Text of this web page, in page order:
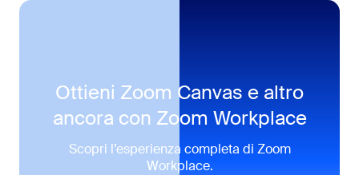
Ottieni Zoom Canvas e altro
ancora con Zoom Workplace
Scopri l’esperienza completa di Zoom
Workplace.